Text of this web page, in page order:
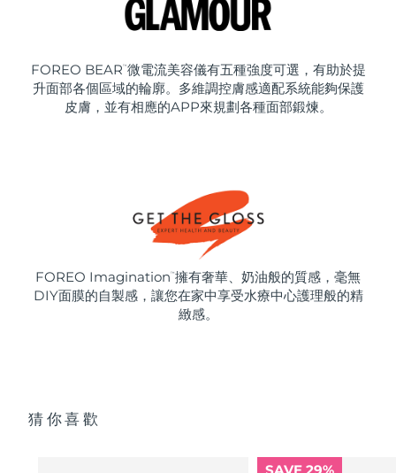
FOREO BEAR ™ 微電流美容儀有五種強度可選，有助於提
升面部各個區域的輪廓。多維調控膚感適配系統能夠保護
皮膚，並有相應的APP來規劃各種面部鍛煉。
FOREO Imagination ™ 擁有奢華、奶油般的質感，毫無
DIY面膜的自製感，讓您在家中享受水療中心護理般的精
緻感。
猜你喜歡